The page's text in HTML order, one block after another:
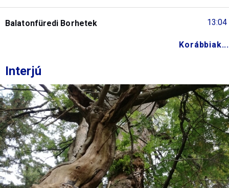
13:04
Balatonfüredi Borhetek
Korábbiak...
Interjú